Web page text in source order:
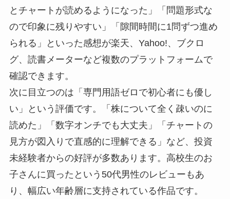
とチャートが読めるようになった」「問題形式な
ので印象に残りやすい」「隙間時間に1問ずつ進め
られる」といった感想が楽天、Yahoo!、ブクロ
グ、読書メーターなど複数のプラットフォームで
確認できます。
次に目立つのは「専門用語ゼロで初心者にも優し
い」という評価です。「株について全く疎いのに
読めた」「数字オンチでも大丈夫」「チャートの
見方が図入りで直感的に理解できる」など、投資
未経験者からの好評が多数あります。高校生のお
子さんに買ったという50代男性のレビューもあ
り、幅広い年齢層に支持されている作品です。